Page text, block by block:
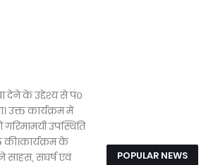
देने के उद्देश्य से पं०
उक्त कार्यक्रम में
उपस्थिति
की।कार्यक्रम के
साहस, संघर्ष एवं
POPULAR NEWS